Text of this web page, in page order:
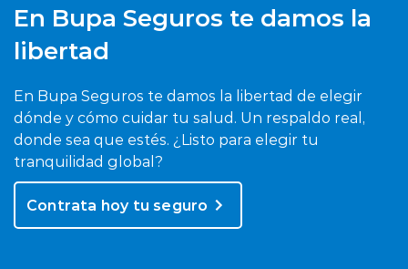
En Bupa Seguros te damos la
libertad
En Bupa Seguros te damos la libertad de elegir
dónde y cómo cuidar tu salud. Un respaldo real,
donde sea que estés. ¿Listo para elegir tu
tranquilidad global?
Contrata hoy tu seguro